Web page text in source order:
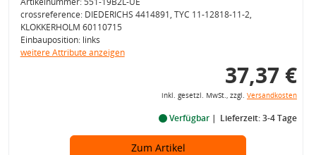
crossreference: DIEDERICHS 4414891, TYC 11-12818-11-2,
KLOKKERHOLM 60110715
Einbauposition: links
weitere Attribute anzeigen
37,37 €
inkl. gesetzl. MwSt., zzgl. Versandkosten
Verfügbar Lieferzeit: 3-4 Tage
Zum Artikel